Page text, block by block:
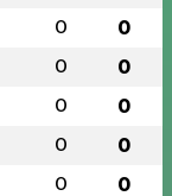
0 0
0 0
0 0
0 0
0 0